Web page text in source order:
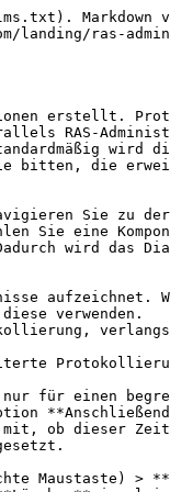
Markdown
ras-
erstellt.
RAS-
bitten, die
Sie zu
Sie eine
wird das
aufzeichnet.
verwenden.
für einen
ob dieser
Maustaste) >